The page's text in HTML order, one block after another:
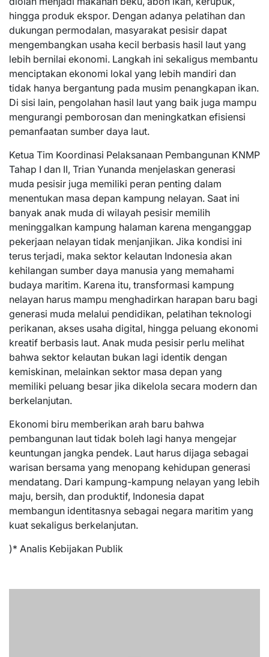
hingga produk ekspor. Dengan adanya pelatihan dan
dukungan permodalan, masyarakat pesisir dapat
mengembangkan usaha kecil berbasis hasil laut yang
lebih bernilai ekonomi. Langkah ini sekaligus membantu
menciptakan ekonomi lokal yang lebih mandiri dan
tidak hanya bergantung pada musim penangkapan ikan.
Di sisi lain, pengolahan hasil laut yang baik juga mampu
mengurangi pemborosan dan meningkatkan efisiensi
pemanfaatan sumber daya laut.
Ketua Tim Koordinasi Pelaksanaan Pembangunan KNMP
Tahap I dan II, Trian Yunanda menjelaskan generasi
muda pesisir juga memiliki peran penting dalam
menentukan masa depan kampung nelayan. Saat ini
banyak anak muda di wilayah pesisir memilih
meninggalkan kampung halaman karena menganggap
pekerjaan nelayan tidak menjanjikan. Jika kondisi ini
terus terjadi, maka sektor kelautan Indonesia akan
kehilangan sumber daya manusia yang memahami
budaya maritim. Karena itu, transformasi kampung
nelayan harus mampu menghadirkan harapan baru bagi
generasi muda melalui pendidikan, pelatihan teknologi
perikanan, akses usaha digital, hingga peluang ekonomi
kreatif berbasis laut. Anak muda pesisir perlu melihat
bahwa sektor kelautan bukan lagi identik dengan
kemiskinan, melainkan sektor masa depan yang
memiliki peluang besar jika dikelola secara modern dan
berkelanjutan.
Ekonomi biru memberikan arah baru bahwa
pembangunan laut tidak boleh lagi hanya mengejar
keuntungan jangka pendek. Laut harus dijaga sebagai
warisan bersama yang menopang kehidupan generasi
mendatang. Dari kampung-kampung nelayan yang lebih
maju, bersih, dan produktif, Indonesia dapat
membangun identitasnya sebagai negara maritim yang
kuat sekaligus berkelanjutan.
)* Analis Kebijakan Publik